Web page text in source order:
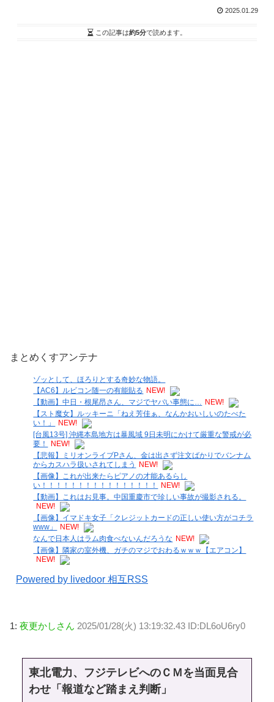
2025.01.29
この記事は約5分で読めます。
まとめくすアンテナ
ゾッとして、ほろりとする奇妙な物語。
【AC6】ルビコン随一の有能貼る NEW!
【動画】中日・根尾昂さん、マジでヤバい事態に…
NEW!
【スト魔女】ルッキーニ「ねえ芳佳ぁ、なんかおいしいのたべた
い！」
NEW!
[台風13号] 沖縄本島地方は暴風域 9日未明にかけて厳重な警戒が必
要！
NEW!
【悲報】ミリオンライブPさん、金は出さず注文ばかりでバンナム
からカスハラ扱いされてしまう
NEW!
【画像】これが出来たらピアノの才能あるらし
い！！！！！！！！！！！！！！！！
NEW!
【動画】これはお見事。中国重慶市で珍しい事故が撮影される。
NEW!
【画像】イマドキ女子「クレジットカードの正しい使い方がコチラ
www」
NEW!
なんで日本人はラム肉食べないんだろうな NEW!
【画像】隣家の室外機、ガチのマジでおわるｗｗｗ【エアコン】
NEW!
Powered by livedoor 相互RSS
1: 夜更かしさん 2025/01/28(火) 13:19:32.43 ID:DL6oU6ry0
東北電力、フジテレビへのＣＭを当面見合
わせ「報道など踏まえ判断」